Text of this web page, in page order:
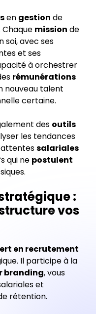
en gestion de
mission de
avec ses
et ses
à orchestrer
rémunérations
nouveau talent
certaine.
des outils
les tendances
salariales
qui ne postulent
:
vos
en recrutement
Il participe à la
branding, vous
et
rétention.